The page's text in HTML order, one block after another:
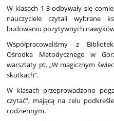
W klasach 1-3 odbywały się
nauczyciele czytali wybrane
budowaniu pozytywnych
Współpracowaliśmy z
Ośrodka Metodycznego w
warsztaty pt. „W magicznym
skutkach”.
W klasach przeprowadzono
czytać”, mającą na celu
codziennym.